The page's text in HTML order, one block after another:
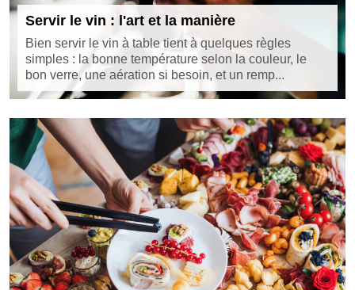
Servir le vin : l'art et la manière
Bien servir le vin à table tient à quelques règles
simples : la bonne température selon la couleur, le
bon verre, une aération si besoin, et un remp...